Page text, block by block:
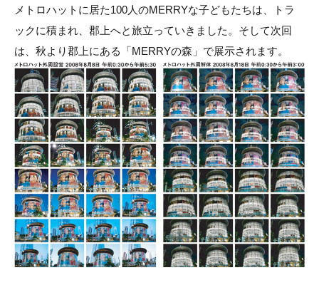
メトロハットに居た100人のMERRYな子どもたちは、トラ
ックに積まれ、郡上へと旅立っていきました。そして次回
は、秋より郡上にある「MERRYの森」で展示されます。